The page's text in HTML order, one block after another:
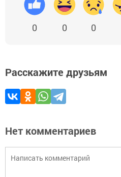
0 0 0
Расскажите друзьям
Нет комментариев